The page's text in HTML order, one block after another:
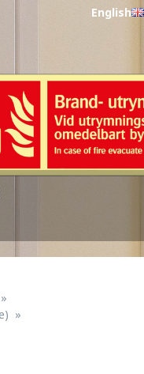
English